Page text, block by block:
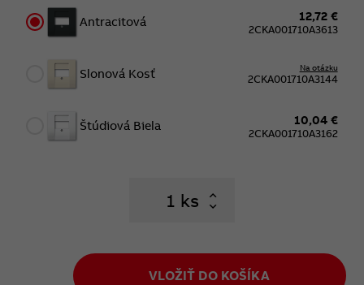
Antracitová 12,72 €
2CKA001710A3613
Slonová Kosť Na otázku
2CKA001710A3144
Štúdiová Biela 10,04 €
2CKA001710A3162
ks
VLOŽIŤ DO KOŠÍKA